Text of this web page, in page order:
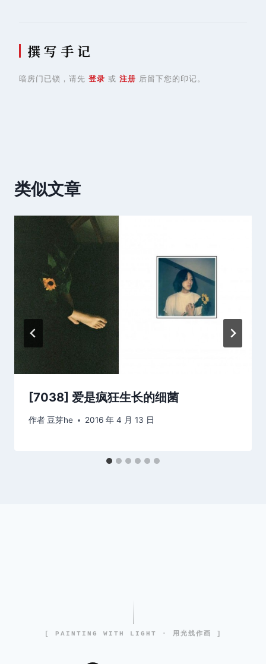
撰 写 手 记
暗房门已锁，请先 登录 或 注册 后留下您的印记。
类似文章
[7038] 爱是疯狂生长的细菌
作者豆芽he 2016 年 4 月 13 日
[ PAINTING WITH LIGHT · 用光线作画 ]